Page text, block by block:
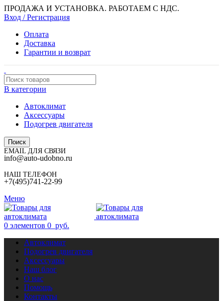
ПРОДАЖА И УСТАНОВКА. РАБОТАЕМ С НДС.
Вход / Регистрация
Оплата
Доставка
Гарантии и возврат
В категории
Автоклимат
Аксессуары
Подогрев двигателя
Поиск
EMAIL ДЛЯ СВЯЗИ
info@auto-udobno.ru
НАШ ТЕЛЕФОН
+7(495)741-22-99
Меню
0 элементов 0 руб.
Автоклимат
Подогрев двигателя
Аксессуары
Наш блог
О нас
Помощь
Контакты